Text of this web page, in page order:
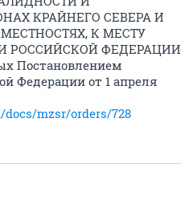
КРАЙНЕГО СЕВЕРА И
К МЕСТУ
РОССИЙСКОЙ ФЕДЕРАЦИИ
Постановлением
Федерации от 1 апреля
mzsr/orders/728